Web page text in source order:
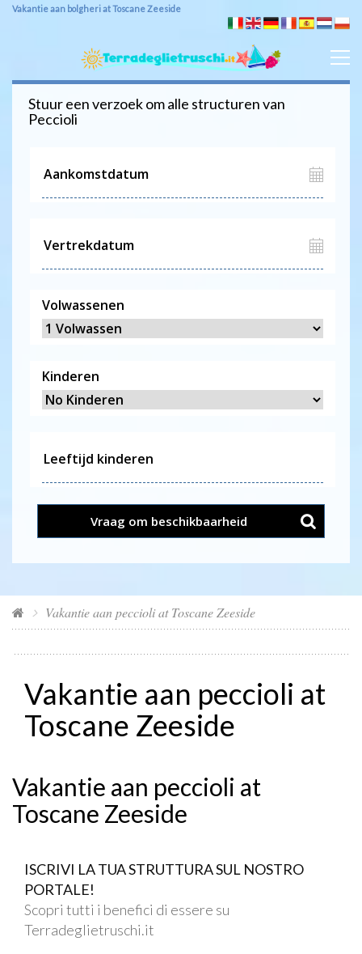
Vakantie aan bolgheri at Toscane Zeeside
Stuur een verzoek om alle structuren van
Peccioli
Volwassenen
Kinderen
Vraag om beschikbaarheid
Vakantie aan peccioli at Toscane Zeeside
Vakantie aan peccioli at
Toscane Zeeside
Vakantie aan peccioli at
Toscane Zeeside
ISCRIVI LA TUA STRUTTURA SUL NOSTRO
PORTALE!
Scopri tutti i benefici di essere su
Terradeglietruschi.it